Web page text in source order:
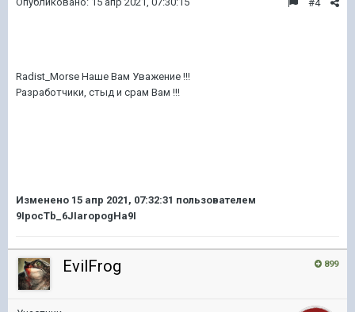
#4
Radist_Morse Наше Вам Уважение !!!
Разработчики, стыд и срам Вам !!!
Изменено 15 апр 2021, 07:32:31 пользователем
9IpocTb_6JIaropogHa9I
899
EvilFrog